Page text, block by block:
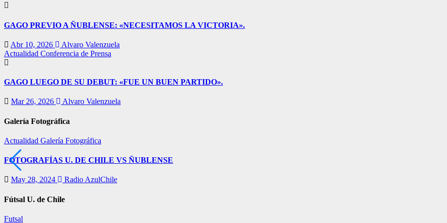
GAGO PREVIO A ÑUBLENSE: «NECESITAMOS LA VICTORIA».
Abr 10, 2026
Alvaro Valenzuela
Actualidad Conferencia de Prensa
GAGO LUEGO DE SU DEBUT: «FUE UN BUEN PARTIDO».
Mar 26, 2026 Alvaro Valenzuela
Galería Fotográfica
Actualidad Galería Fotográfica
FOTOGRAFÍAS U. DE CHILE VS ÑUBLENSE
May 28, 2024 Radio AzulChile
Fútsal U. de Chile
Futsal